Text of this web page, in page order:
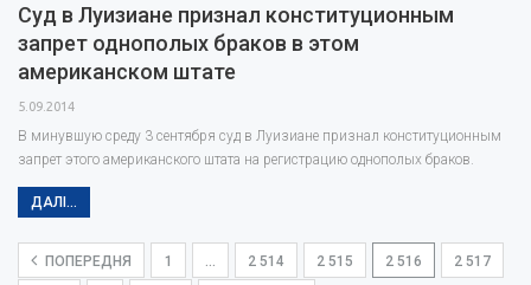
Суд в Луизиане признал конституционным
запрет однополых браков в этом
американском штате
5.09.2014
В минувшую среду 3 сентября суд в Луизиане признал конституционным
запрет этого американского штата на регистрацию однополых браков.
ДАЛІ...
ПОПЕРЕДНЯ 1 2 514 2 515 2 516 2 517